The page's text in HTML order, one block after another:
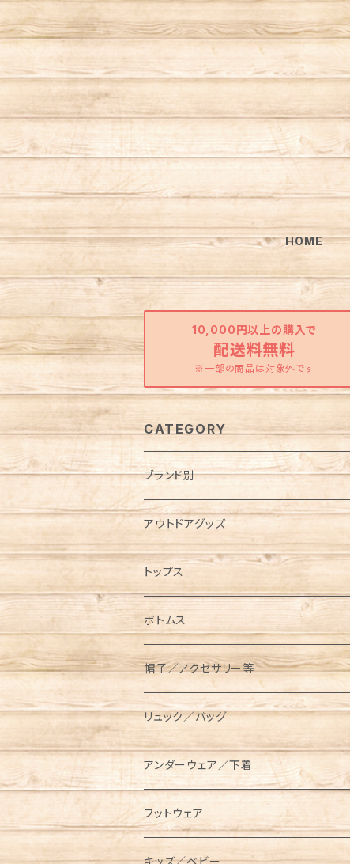
HOME
10,000円以上の購入で
配送料無料
※一部の商品は対象外です
CATEGORY
ブランド別
Abu Garcia（アブガルシア）
anello（アネロ）
AO Coolers（エーオークーラーズ）
asobito（アソビト）
AVIREX（アビレックス）
BEN DAVIS（ベンデイビス）
BRIEFING（ブリーフィング）
BUTTERFLY TWISTS（バタフライツイ
アウトドアグッズ
焚き火グッズ
ケース各種
コンテナ／ツールボックス
スキレットケース
ダッチオーブンケース
ポールケース
メスティンケース
テーブル／チェア
コット／マット
レジャーシート／グランドシート
ランタン／ライト類
タンブラー／水筒
トップス
ノースリーブ／タンクトップ
半袖Tシャツ
長袖／ハンパ袖Tシャツ
長袖Tシャツ
七分袖Tシャツ
シャツ
長袖
半袖
スウェット／トレーナー
半袖
パーカー
ボトムス
オーバーオール／オールインワン
ロングパンツ
ハーフパンツ／ショーツ
クロップドパンツ
帽子／アクセサリー等
キャップ／ハット
ベルト／サスペンダー
マフラー／ネックウォーマー／ネックゲイ
ター
リュック／バッグ
リュック
ショルダーバッグ
メッセンジャーバッグ
アンダーウェア／下着
ソックス
ロング
レギンス／スパッツ
フットウェア
スニーカー
キッズ／ベビー